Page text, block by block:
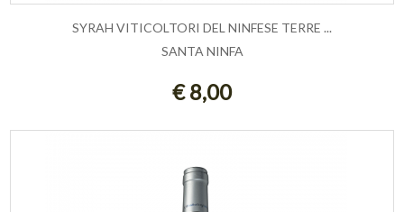
ESAURITO
SYRAH VITICOLTORI DEL NINFESE TERRE ...
SANTA NINFA
€ 8,00